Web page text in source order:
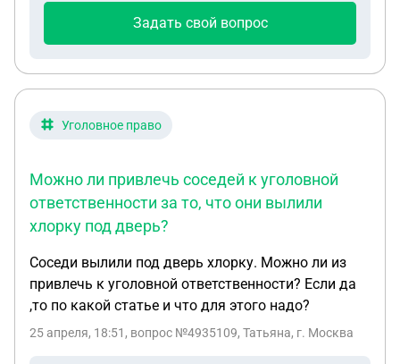
Задать свой вопрос
Уголовное право
Можно ли привлечь соседей к уголовной
ответственности за то, что они вылили
хлорку под дверь?
Соседи вылили под дверь хлорку. Можно ли из
привлечь к уголовной ответственности? Если да
,то по какой статье и что для этого надо?
25 апреля, 18:51 , вопрос №4935109, Татьяна, г. Москва